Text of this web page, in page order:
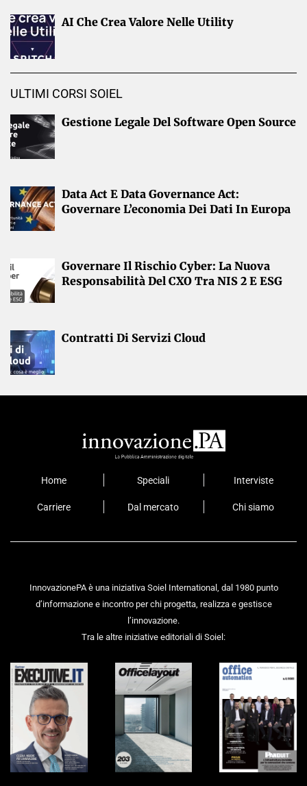
AI Che Crea Valore Nelle Utility
ULTIMI CORSI SOIEL
Gestione Legale Del Software Open Source
Data Act E Data Governance Act:
Governare L’economia Dei Dati In Europa
Governare Il Rischio Cyber: La Nuova
Responsabilità Del CXO Tra NIS 2 E ESG
Contratti Di Servizi Cloud
Home Speciali Interviste
Carriere Dal mercato Chi siamo
InnovazionePA è una iniziativa Soiel International, dal 1980 punto
d’informazione e incontro per chi progetta, realizza e gestisce
l’innovazione.
Tra le altre iniziative editoriali di Soiel: